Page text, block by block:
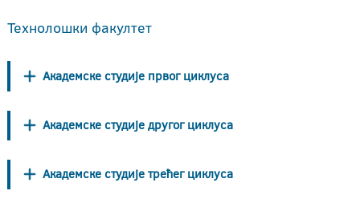
Технолошки факултет
Академске студије првог циклуса
Академске студије другог циклуса
Академске студије трећег циклуса